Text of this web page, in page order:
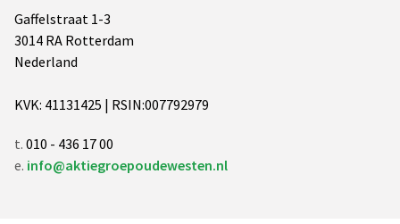
Gaffelstraat 1-3
3014 RA Rotterdam
Nederland
KVK: 41131425 | RSIN:007792979
t. 010 - 436 17 00
e. info@aktiegroepoudewesten.nl